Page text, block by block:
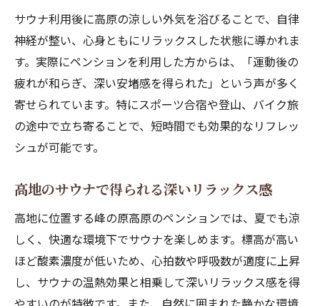
運動後に最適なサウナ利用で整う理由とは
運動後のサウナがリカバリーに優れる理由
サウナのメリットとスポーツ合宿での活用
法
高地アウトドアサウナの疲労回復効果に注
目
み
サウナが筋肉の緊張緩和に役立つポイント
サウナがもたらす美肌効果と科学的根拠に注目
サウナの美肌効果と科学的根拠を徹底解説
サウナ利用で肌質が改善するメカニズムと
サウナ利用後に高原の涼しい外気を浴びることで、自律
神経が整い、心身ともにリラックスした状態に導かれま
す。実際にペンションを利用した方からは、「運動後の
疲れが和らぎ、深い安堵感を得られた」という声が多く
寄せられています。特にスポーツ合宿や登山、バイク旅
の途中で立ち寄ることで、短時間でも効果的なリフレッ
シュが可能です。
高地のサウナで得られる深いリラックス感
高地に位置する峰の原高原のペンションでは、夏でも涼
しく、快適な環境下でサウナを楽しめます。標高が高い
ほど酸素濃度が低いため、心拍数や呼吸数が適度に上昇
し、サウナの温熱効果と相乗して深いリラックス感を得